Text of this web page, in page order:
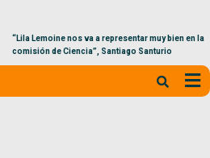
“Lila Lemoine nos va a representar muy bien en la
comisión de Ciencia”, Santiago Santurio